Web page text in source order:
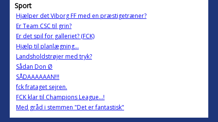
Sport
Hjælper det Viborg FF med en præstigetræner?
Er Team CSC til grin?
Er det spil for galleriet? (FCK)
Hjælp til planlægning...
Landsholdstrøjer med tryk?
Sådan Don Ø
SÅDAAAAAAN!!!
fck frataget sejren.
FCK klar til Champions League...!
Med gråd i stemmen "Det er fantastisk"